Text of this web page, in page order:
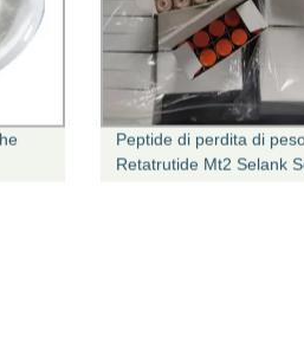
Peptide di perdita di
Retatrutide Mt2 Selank